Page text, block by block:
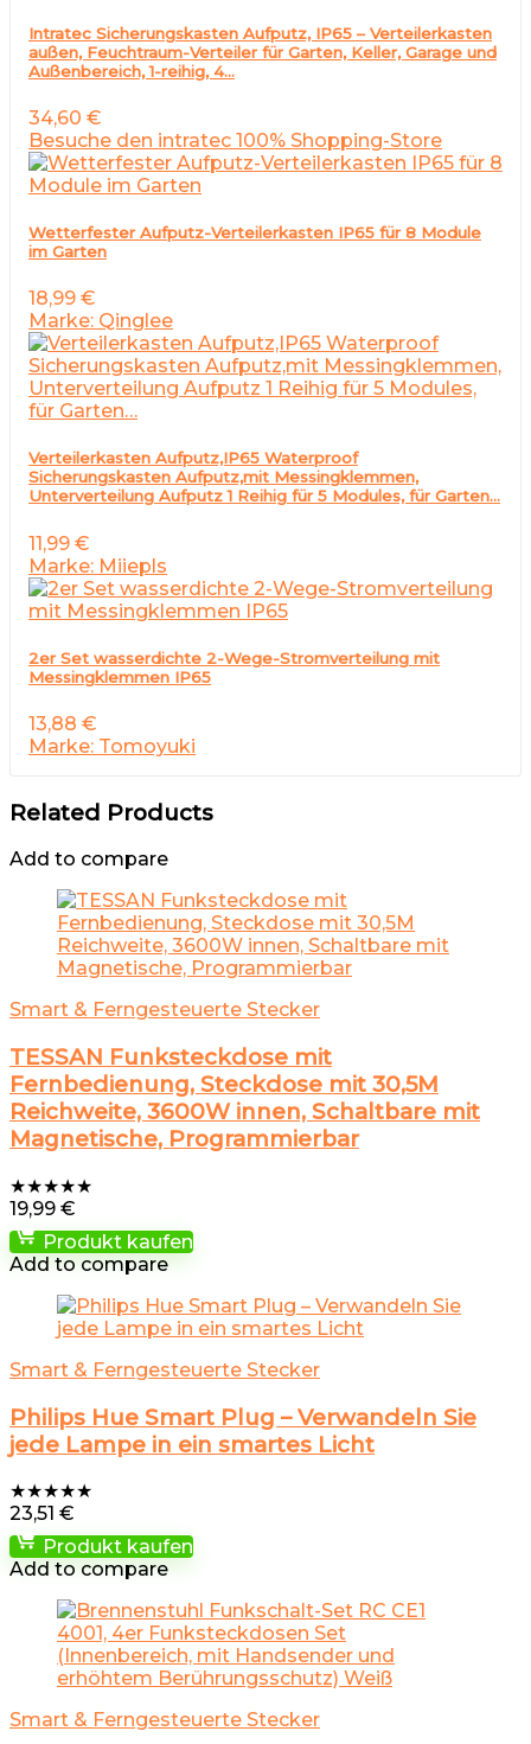
Intratec Sicherungskasten Aufputz, IP65 – Verteilerkasten
außen, Feuchtraum-Verteiler für Garten, Keller, Garage und
Außenbereich, 1-reihig, 4…
34,60 €
Besuche den intratec 100% Shopping-Store
Wetterfester Aufputz-Verteilerkasten IP65 für 8 Module
im Garten
18,99 €
Marke: Qinglee
Verteilerkasten Aufputz,IP65 Waterproof
Sicherungskasten Aufputz,mit Messingklemmen,
Unterverteilung Aufputz 1 Reihig für 5 Modules, für Garten…
11,99 €
Marke: Miiepls
2er Set wasserdichte 2-Wege-Stromverteilung mit
Messingklemmen IP65
13,88 €
Marke: Tomoyuki
Related Products
Add to compare
Smart & Ferngesteuerte Stecker
TESSAN Funksteckdose mit
Fernbedienung, Steckdose mit 30,5M
Reichweite, 3600W innen, Schaltbare mit
Magnetische, Programmierbar
★★★★★
19,99 €
Produkt kaufen
Add to compare
Smart & Ferngesteuerte Stecker
Philips Hue Smart Plug – Verwandeln Sie
jede Lampe in ein smartes Licht
★★★★★
23,51 €
Produkt kaufen
Add to compare
Smart & Ferngesteuerte Stecker